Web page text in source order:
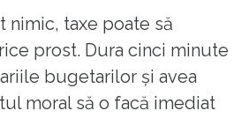
voteze masiv pe criterii de
și administrativă.
majoritatea reacționează
nimic, taxe poate să
prost. Dura cinci minute
bugetarilor și avea
moral să o facă imediat